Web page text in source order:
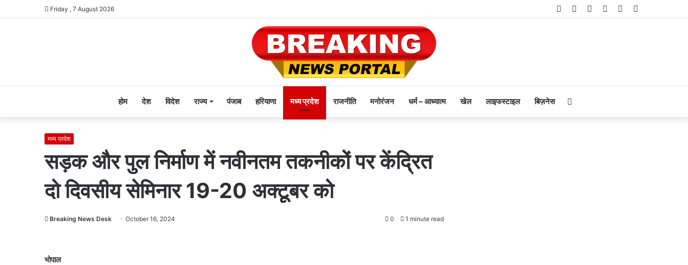
Friday , 7 August 2026 Telegram
Instagram
YouTube
Twitter
Facebook
होम देश विदेश राज्य पंजाब हरियाणा मध्य प्रदेश राजनीति मनोरंजन धर्म – आध्यात्म खेल लाइफस्टाइल बिज़नेस
मध्य प्रदेश
सड़क और पुल निर्माण में नवीनतम तकनीकों पर केंद्रित
दो दिवसीय सेमिनार 19-20 अक्टूबर को
Breaking News Desk October 16, 2024 0 1 minute read
भोपाल